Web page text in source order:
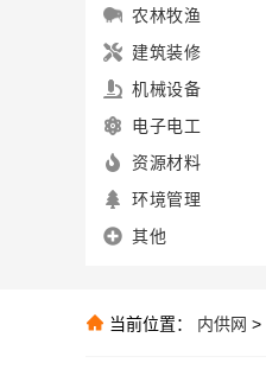
农林牧渔
建筑装修
机械设备
电子电工
资源材料
环境管理
其他
当前位置： 内供网 >